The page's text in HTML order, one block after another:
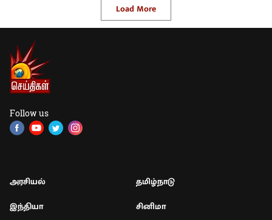
Load More
Follow us
அரசியல்
தமிழ்நாடு
இந்தியா
சினிமா